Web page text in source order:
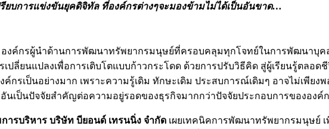
ยบการแข่งขันยุคดิจิทัล ที่องค์กรต่างๆจะมองข้ามไม่ได้เป็นอันขาด…
องค์กรผู้นำด้านการพัฒนาทรัพยากรมนุษย์ที่ครอบคลุมทุกโจทย์ในการพัฒนาบุค
ลี่ยนแปลงเพื่อการเติบโตแบบก้าวกระโดด ด้วยการปรับวิธีคิด สู่ผู้เรียนรู้ตลอด
กรเป็นอย่างมาก เพราะความรู้เดิม ทักษะเดิม ประสบการณ์เดิมๆ อาจไม่เพีย
เป็นปัจจัยสำคัญต่อความอยู่รอดของธุรกิจมากกว่าปัจจัยประกอบการขององค์
บริหาร บริษัท บียอนด์ เทรนนิ่ง จำกัด เผยเทคนิคการพัฒนาทรัพยากรมนุษย์